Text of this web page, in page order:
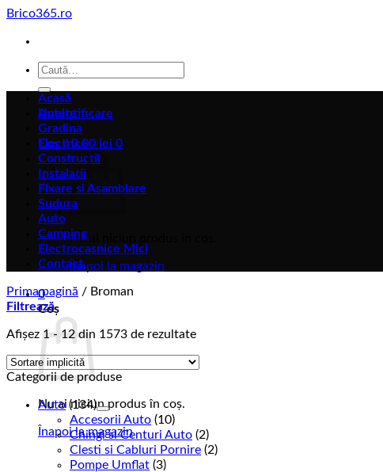
Skip
content
Brico365.ro
Caută
Autentificare
Coș /0,00 lei 0
Nu ai niciun produs în coș.
Înapoi la magazin
0
Coș
Nu ai niciun produs în coș.
Înapoi la magazin
Acasă
Unelte
Gradina
Electrice
Constructii
Instalatii
Fixare si Asamblare
Sudura
Auto
Camping
Electrocasnice Mici
Contact
Prima pagină / Broman
Filtrează
Afișez 1 - 12 din 1573 de rezultate
Categorii de produse
Auto (134)
Accesorii Auto (10)
Chingi si Centuri Auto (2)
Clesti si Cabluri Pornire (2)
Pompe Umflat (3)